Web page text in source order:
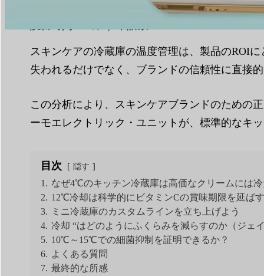
スキンケアの冷蔵庫の温度管理は、製品のROI
失われるだけでなく、ブランドの信頼性に直接
この分析により、スキンケアブランドのための
ーモエレクトリック・ユニットが、標準的なキ
目次 隠す
1. なぜ4℃のキッチン冷蔵庫は高価なクリームには
2. 12℃冷却は科学的にビタミンCの賞味期限を延ば
3.
ミニ冷蔵庫のカスタムラインを立ち上げよう
4. 冷却 “はどのようにふくらみを減らすのか（ジェ
5. 10℃～15℃での細菌抑制を証明できるか？
6. よくある質問
7. 最終的な所感